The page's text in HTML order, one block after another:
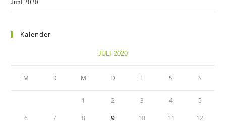
Juni 2020
Kalender
JULI 2020
M D M D F S S
1 2 3 4 5
6 7 8 9 10 11 12